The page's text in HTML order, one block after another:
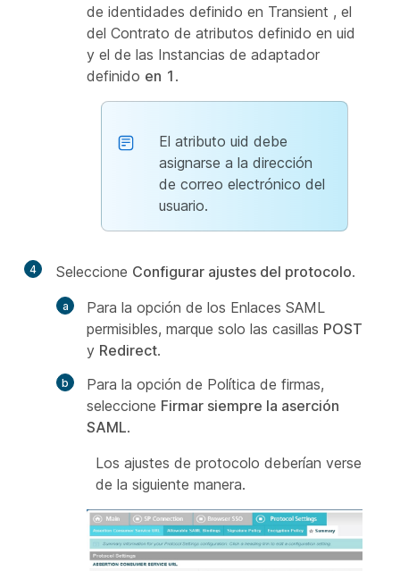
de identidades definido en Transient , el
del Contrato de atributos definido en uid
y el de las Instancias de adaptador
definido en 1 .
El atributo uid debe
asignarse a la dirección
de correo electrónico del
usuario.
4 Seleccione Configurar ajustes del protocolo.
Para la opción de los Enlaces SAML
permisibles, marque solo las casillas POST
y Redirect.
Para la opción de Política de firmas,
seleccione Firmar siempre la aserción
SAML.
Los ajustes de protocolo deberían verse
de la siguiente manera.